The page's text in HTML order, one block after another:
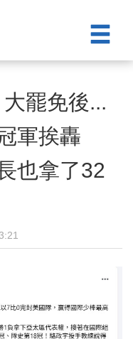
罷免後...
軍挨轟
也拿了32